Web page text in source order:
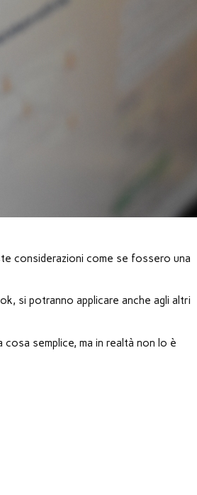
considerazioni come se fossero una
si potranno applicare anche agli altri
semplice, ma in realtà non lo è